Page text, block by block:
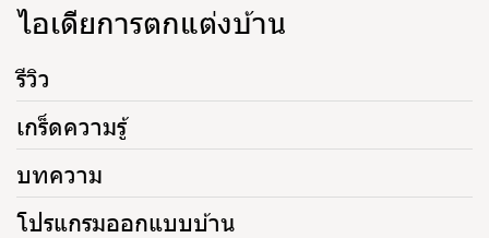
ไอเดียการตกแต่งบ้าน
รีวิว
เกร็ดความรู้
บทความ
โปรแกรมออกแบบบ้าน